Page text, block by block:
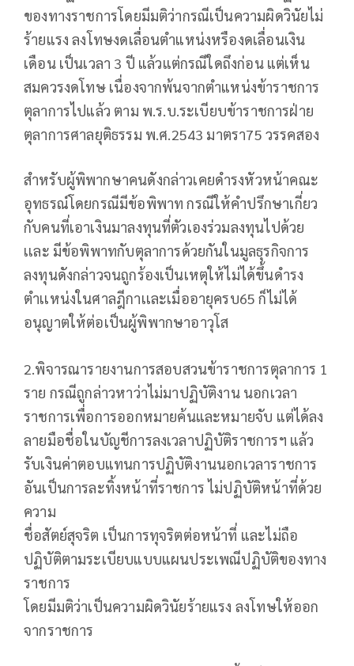
ของทางราชการโดยมีมติว่ากรณีเป็นความผิดวินัยไม่
ร้ายแรง ลงโทษงดเลื่อนตำแหน่งหรืองดเลื่อนเงิน
เดือน เป็นเวลา 3 ปี แล้วแต่กรณีใดถึงก่อน แต่เห็น
สมควรงดโทษ เนื่องจากพ้นจากตำแหน่งข้าราชการ
ตุลาการไปแล้ว ตาม พ.ร.บ.ระเบียบข้าราชการฝ่าย
ตุลาการศาลยุติธรรม พ.ศ.2543 มาตรา75 วรรคสอง
สำหรับผู้พิพากษาคนดังกล่าวเคยดำรงหัวหน้าคณะ
อุทธรณ์โดยกรณีมีข้อพิพาท กรณีให้คำปรึกษาเกี่ยว
กับคนที่เอาเงินมาลงทุนที่ตัวเองร่วมลงทุนไปด้วย
เเละ มีข้อพิพาทกับตุลาการด้วยกันในมูลธุรกิจการ
ลงทุนดังกล่าวจนถูกร้องเป็นเหตุให้ไม่ได้ขึ้นดำรง
ตำเเหน่งในศาลฎีกาเเละเมื่ออายุครบ65 ก็ไม่ได้
อนุญาตให้ต่อเป็นผู้พิพากษาอาวุโส
2.พิจารณารายงานการสอบสวนข้าราชการตุลาการ 1
ราย กรณีถูกล่าวหาว่าไม่มาปฏิบัติงาน นอกเวลา
ราชการเพื่อการออกหมายค้นและหมายจับ แต่ได้ลง
ลายมือชื่อในบัญชีการลงเวลาปฏิบัติราชการฯ แล้ว
รับเงินค่าตอบแทนการปฏิบัติงานนอกเวลาราชการ
อันเป็นการละทิ้งหน้าที่ราชการ ไม่ปฏิบัติหน้าที่ด้วย
ความ
ชื่อสัตย์สุจริต เป็นการทุจริตต่อหน้าที่ และไม่ถือ
ปฏิบัติตามระเบียบแบบแผนประเพณีปฏิบัติของทาง
ราชการ
โดยมีมติว่าเป็นความผิดวินัยร้ายแรง ลงโทษให้ออก
จากราชการ